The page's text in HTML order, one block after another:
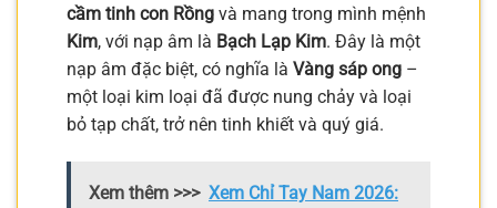
cầm tinh con Rồng và mang trong mình mệnh
Kim, với nạp âm là Bạch Lạp Kim. Đây là một
nạp âm đặc biệt, có nghĩa là Vàng sáp ong –
một loại kim loại đã được nung chảy và loại
bỏ tạp chất, trở nên tinh khiết và quý giá.
Xem thêm >>> Xem Chỉ Tay Nam 2026: